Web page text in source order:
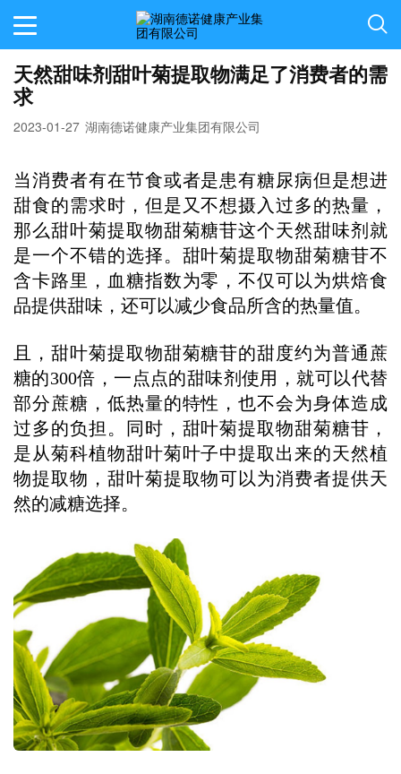
天然甜味剂甜叶菊提取物满足了消费者的需
求
2023-01-27 湖南德诺健康产业集团有限公司
当消费者有在节食或者是患有糖尿病但是想进
甜食的需求时，但是又不想摄入过多的热量，
那么甜叶菊提取物甜菊糖苷这个天然甜味剂就
是一个不错的选择。甜叶菊提取物甜菊糖苷不
含卡路里，血糖指数为零，不仅可以为烘焙食
品提供甜味，还可以减少食品所含的热量值。
且，甜叶菊提取物甜菊糖苷的甜度约为普通蔗
糖的300倍，一点点的甜味剂使用，就可以代替
部分蔗糖，低热量的特性，也不会为身体造成
过多的负担。同时，甜叶菊提取物甜菊糖苷，
是从菊科植物甜叶菊叶子中提取出来的天然植
物提取物，甜叶菊提取物可以为消费者提供天
然的减糖选择。